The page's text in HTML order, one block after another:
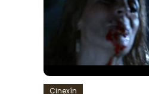
Cinexín